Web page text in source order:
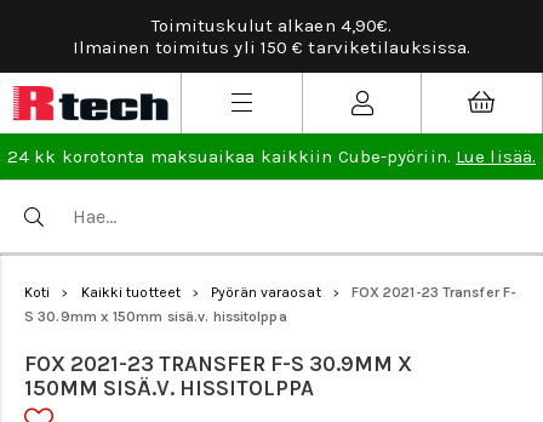
Tarviketilauksissa ilmainen vaihto-
lisää
24 kk korotonta maksuaikaa kaikkiin Cube-pyöriin. Lue lisää.
Koti > Kaikki tuotteet > Pyörän varaosat >
FOX 2021-23 Transfer F-
S 30.9mm x 150mm sisä.v. hissitolppa
FOX 2021-23 TRANSFER F-S 30.9MM X
150MM SISÄ.V. HISSITOLPPA